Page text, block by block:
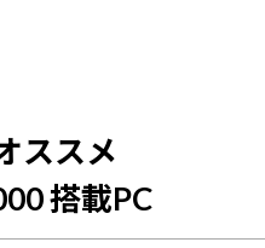
ススメ
搭載PC